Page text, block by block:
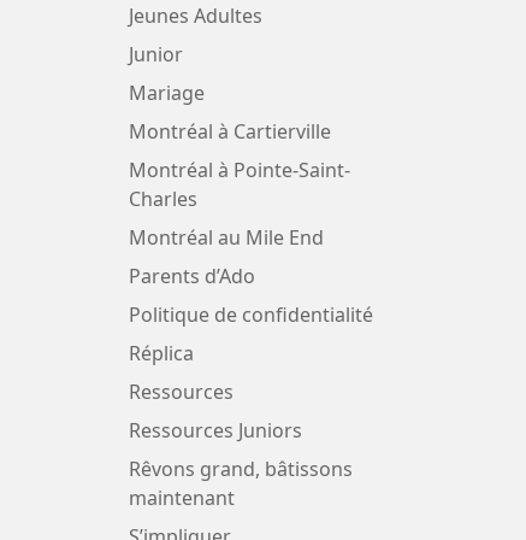
Jeunes Adultes
Junior
Mariage
Montréal à Cartierville
Montréal à Pointe-Saint-
Charles
Montréal au Mile End
Parents d’Ado
Politique de confidentialité
Réplica
Ressources
Ressources Juniors
Rêvons grand, bâtissons
maintenant